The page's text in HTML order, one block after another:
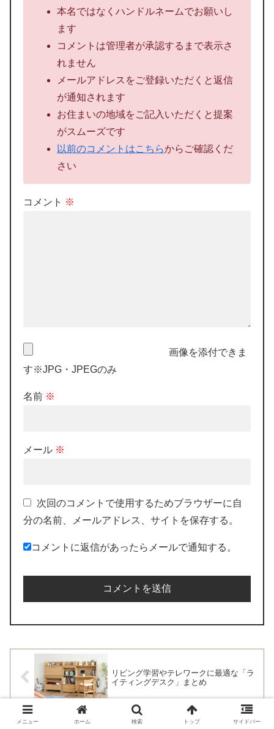
本名ではなくハンドルネームでお願いし
ます
コメントは管理者が承認するまで表示さ
れません
メールアドレスをご登録いただくと返信
が通知されます
お住まいの地域をご記入いただくと提案
がスムーズです
以前のコメントはこちらからご確認くだ
さい
コメント ※
画像を添付できま
す※JPG・JPEGのみ
名前 ※
メール ※
次回のコメントで使用するためブラウザーに自
分の名前、メールアドレス、サイトを保存する。
コメントに返信があったらメールで通知する。
リビング学習やテレワークに最適な「ラ
イティングデスク」まとめ
こんなモノ要らない！「学校用ラック」
メニュー ホーム 検索 トップ サイドバー